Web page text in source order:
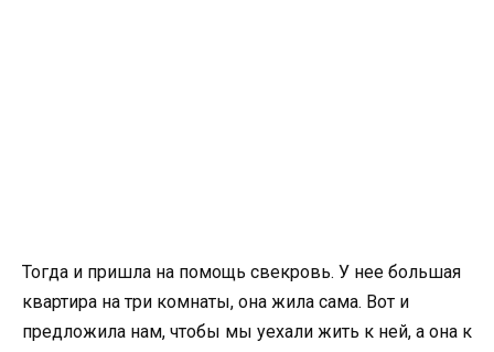
Тогда и пришла на помощь свекровь. У нее большая
квартира на три комнаты, она жила сама. Вот и
предложила нам, чтобы мы уехали жить к ней, а она к